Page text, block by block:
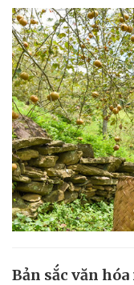
Bản sắc văn